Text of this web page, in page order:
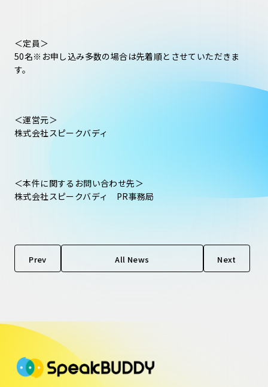
＜定員＞
50名※お申し込み多数の場合は先着順とさせていただきま
す。
＜運営元＞
株式会社スピークバディ
＜本件に関するお問い合わせ先＞
株式会社スピークバディ PR事務局
Prev All News Next